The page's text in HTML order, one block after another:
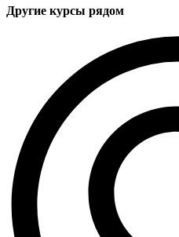
Другие курсы рядом